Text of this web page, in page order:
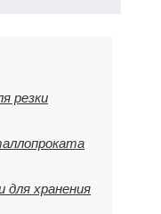
резки
для хранения